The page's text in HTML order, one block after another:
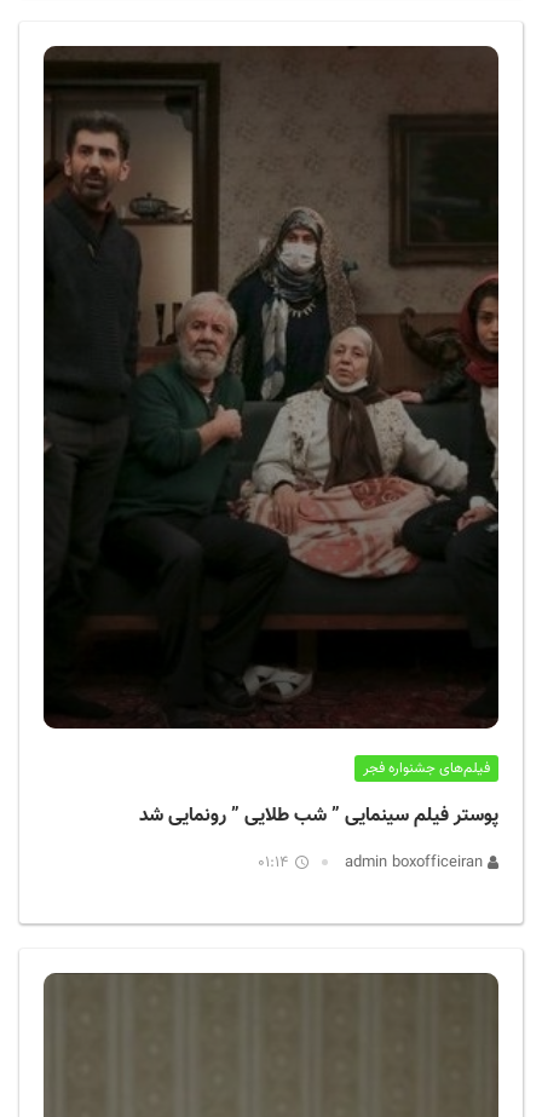
فیلم‌های جشنواره فجر
پوستر فیلم سینمایی ” شب طلایی ” رونمایی شد
01:14